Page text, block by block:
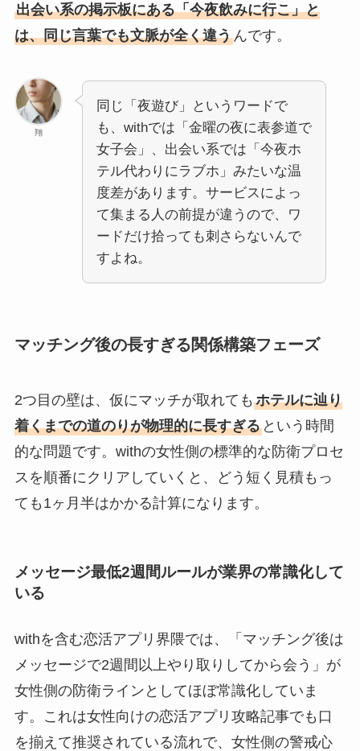
出会い系の掲示板にある「今夜飲みに行こ」と
は、同じ言葉でも文脈が全く違うんです。
翔
同じ「夜遊び」というワードで
も、withでは「金曜の夜に表参道で
女子会」、出会い系では「今夜ホ
テル代わりにラブホ」みたいな温
度差があります。サービスによっ
て集まる人の前提が違うので、ワ
ードだけ拾っても刺さらないんで
すよね。
マッチング後の長すぎる関係構築フェーズ
2つ目の壁は、仮にマッチが取れても ホテルに辿り
着くまでの道のりが物理的に長すぎるという時間
的な問題です。withの女性側の標準的な防衛プロセ
スを順番にクリアしていくと、どう短く見積もっ
ても1ヶ月半はかかる計算になります。
メッセージ最低2週間ルールが業界の常識化して
いる
withを含む恋活アプリ界隈では、「マッチング後は
メッセージで2週間以上やり取りしてから会う」が
女性側の防衛ラインとしてほぼ常識化していま
す。これは女性向けの恋活アプリ攻略記事でも口
を揃えて推奨されている流れで、女性側の警戒心